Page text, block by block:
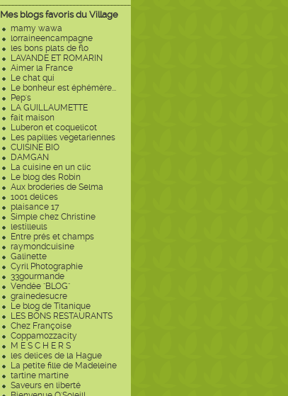
Mes blogs favoris du Village
mamy wawa
lorraineencampagne
les bons plats de flo
LAVANDE ET ROMARIN
Aimer la France
Le chat qui
Le bonheur est éphémère...
Pep's
LA GUILLAUMETTE
fait maison
Luberon et coquelicot
Les papilles vegetariennes
CUISINE BIO
DAMGAN
La cuisine en un clic
Le blog des Robin
Aux broderies de Selma
1001 delices
plaisance 17
Simple chez Christine
lestilleuls
Entre prés et champs
raymondcuisine
Galinette
Cyril Photographie
33gourmande
Vendée "BLOG"
grainedesucre
Le blog de Titanique
LES BONS RESTAURANTS
Chez Françoise
Coppamozzacity
M E S C H E R S
les delices de la Hague
La petite fille de Madeleine
tartine martine
Saveurs en liberté